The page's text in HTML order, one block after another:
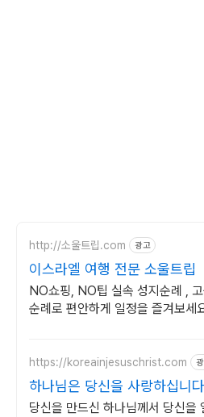
http://소울트립.com 광고
이스라엘 여행 전문 소울트립
NO쇼핑, NO팁 실속 성지순례 , 고
순례로 편안하게 일정을 즐겨보세
https://koreainjesuschrist.com
하나님은 당신을 사랑하십니
당신을 만드신 하나님께서 당신을